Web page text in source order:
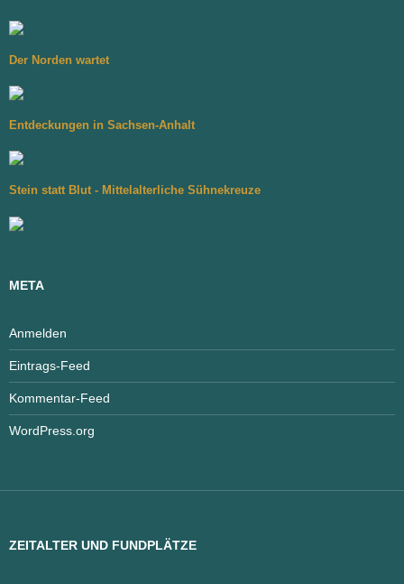
Der Norden wartet
Entdeckungen in Sachsen-Anhalt
Stein statt Blut - Mittelalterliche Sühnekreuze
META
Anmelden
Eintrags-Feed
Kommentar-Feed
WordPress.org
ZEITALTER UND FUNDPLÄTZE